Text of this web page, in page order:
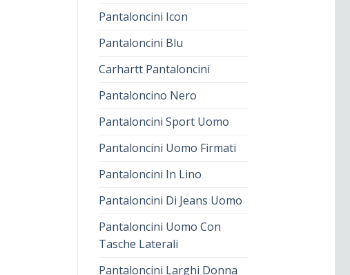
Pantaloncini Icon
Pantaloncini Blu
Carhartt Pantaloncini
Pantaloncino Nero
Pantaloncini Sport Uomo
Pantaloncini Uomo Firmati
Pantaloncini In Lino
Pantaloncini Di Jeans Uomo
Pantaloncini Uomo Con
Tasche Laterali
Pantaloncini Larghi Donna